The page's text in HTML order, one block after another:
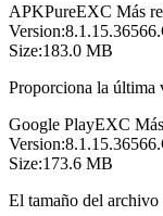
APKPureEXC Más
Version:
Size:183.0 MB
Proporciona la última
Google PlayEXC
Version:
Size:173.6 MB
El tamaño del archivo